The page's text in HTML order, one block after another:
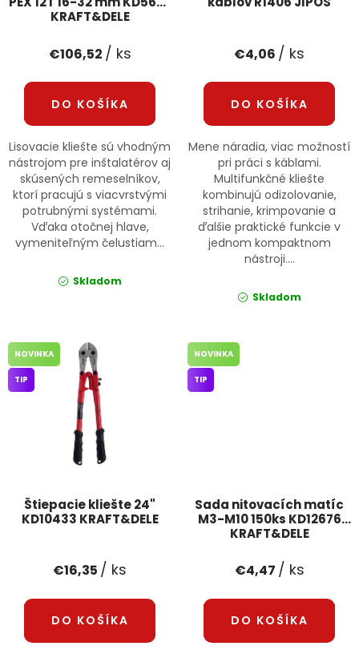
KRAFT&DELE
€106,52 / ks
DO KOŠÍKA
Lisovacie kliešte sú vhodným
nástrojom pre inštalatérov aj
skúsených remeselníkov,
ktorí pracujú s viacvrstvými
potrubnými systémami.
Vďaka otočnej hlave,
vymeniteľným čelustiam...
Skladom
€4,06 / ks
DO KOŠÍKA
Mene náradia, viac možností
pri práci s káblami.
Multifunkčné kliešte
kombinujú odizolovanie,
strihanie, krimpovanie a
ďalšie praktické funkcie v
jednom kompaktnom
nástroji....
Skladom
Štiepacie kliešte 24"
KD10433 KRAFT&DELE
NOVINKA
TIP
€16,35 / ks
DO KOŠÍKA
Sada nitovacích matíc
M3-M10 150ks KD12676
KRAFT&DELE
NOVINKA
TIP
€4,47 / ks
DO KOŠÍKA